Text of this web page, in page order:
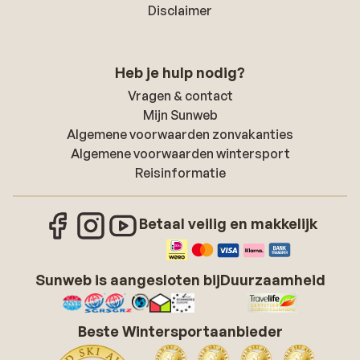
Disclaimer
Heb je hulp nodig?
Vragen & contact
Mijn Sunweb
Algemene voorwaarden zonvakanties
Algemene voorwaarden wintersport
Reisinformatie
Betaal veilig en makkelijk
Sunweb is aangesloten bijDuurzaamheid
Beste Wintersportaanbieder